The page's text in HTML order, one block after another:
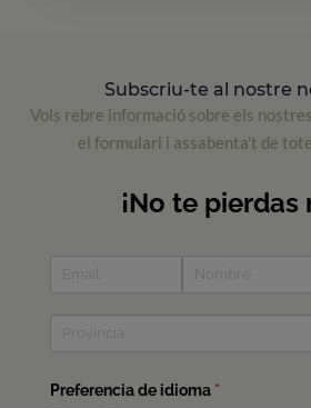
Subscriu-te al nostre
Vols rebre informació sobre els
el formulari i assabenta't de